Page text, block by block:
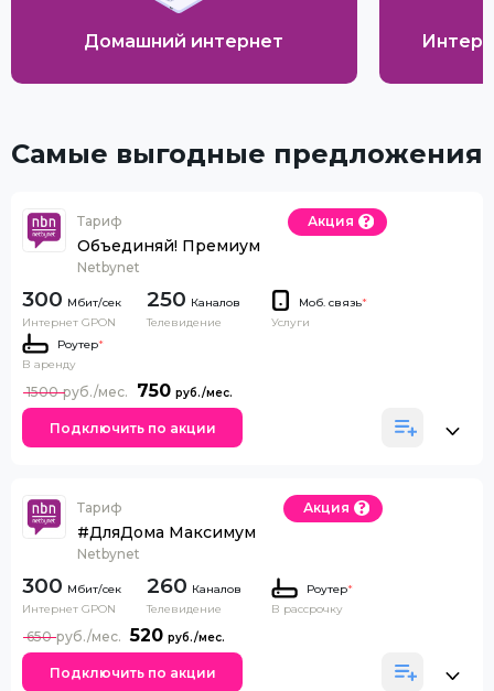
Домашний интернет
Самые выгодные предложения
Тариф
Объединяй! Премиум
Netbynet
Акция
300
Интернет GPON
250 Каналов
Телевидение
Моб. связь*
Услуги
Роутер*
В аренду
750
1500
Подключить по акции
Тариф
#ДляДома Максимум
Netbynet
Акция
300
Интернет GPON
260 Каналов
Телевидение
Роутер*
В рассрочку
520
650
Подключить по акции